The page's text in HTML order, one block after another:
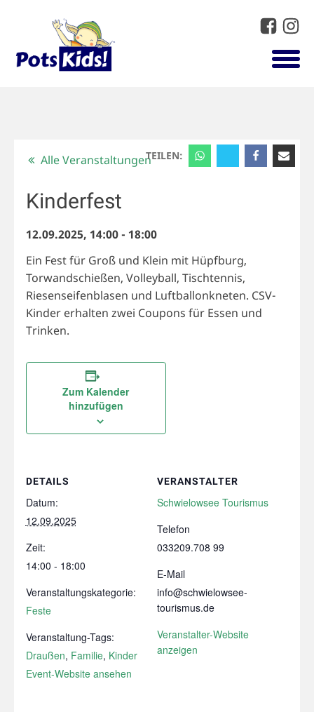
TEILEN:
Alle Veranstaltungen
Kinderfest
12.09.2025, 14:00- 18:00
Ein Fest für Groß und Klein mit Hüpfburg,
Torwandschießen, Volleyball, Tischtennis,
Riesenseifenblasen und Luftballonkneten. CSV-
Kinder erhalten zwei Coupons für Essen und
Trinken.
Zum Kalender
hinzufügen
DETAILS
Datum:
12.09.2025
Zeit:
14:00 - 18:00
Veranstaltungskategorie:
Feste
Veranstaltung-Tags:
Draußen, Familie, Kinder
Event-Website ansehen
VERANSTALTER
Schwielowsee Tourismus
Telefon
033209.708 99
E-Mail
info@schwielowsee-
tourismus.de
Veranstalter-Website
anzeigen